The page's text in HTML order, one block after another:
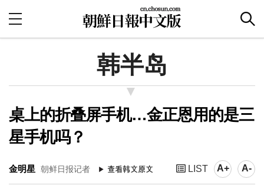
韩半岛
桌上的折叠屏手机…金正恩用的是三
星手机吗？
金明星 朝鲜日报记者 LIST A+ A-